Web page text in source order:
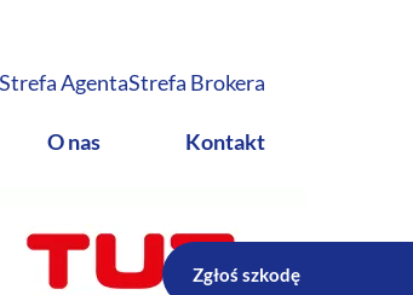
Strefa AgentaStrefa Brokera
O nas Kontakt
Zgłoś szkodę